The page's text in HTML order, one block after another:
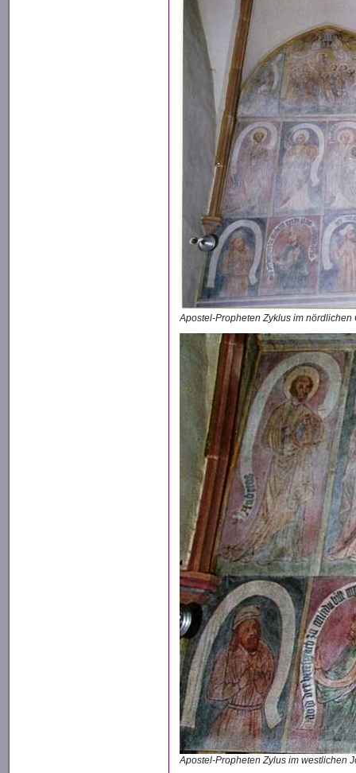
Apostel-Propheten Zyklus im nördlichen
Apostel-Propheten Zylus im westlichen